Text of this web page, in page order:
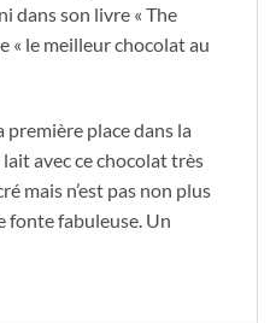
dans son livre « The
« le meilleur chocolat au
place dans la
avec ce chocolat très
mais n’est pas non plus
fonte fabuleuse. Un